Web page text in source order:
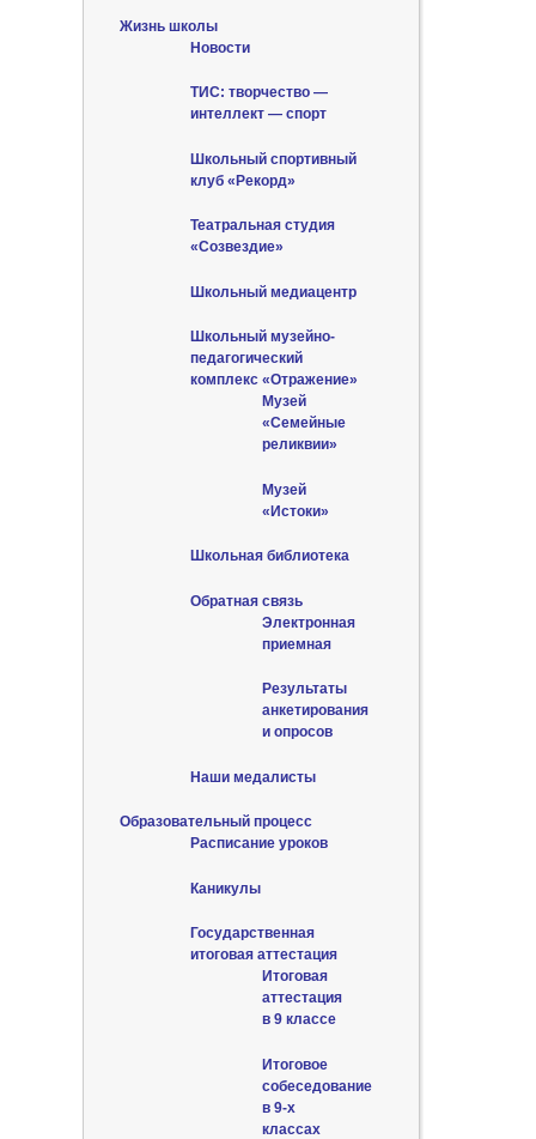
Жизнь школы
Новости
ТИС: творчество —
интеллект — спорт
Школьный спортивный
клуб «Рекорд»
Театральная студия
«Созвездие»
Школьный медиацентр
Школьный музейно-
педагогический
комплекс «Отражение»
Музей
«Семейные
реликвии»
Музей
«Истоки»
Школьная библиотека
Обратная связь
Электронная
приемная
Результаты
анкетирования
и опросов
Наши медалисты
Образовательный процесс
Расписание уроков
Каникулы
Государственная
итоговая аттестация
Итоговая
аттестация
в 9 классе
Итоговое
собеседование
в 9-х
классах